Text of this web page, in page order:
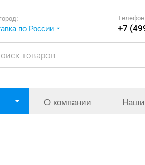
по России +7
О компании